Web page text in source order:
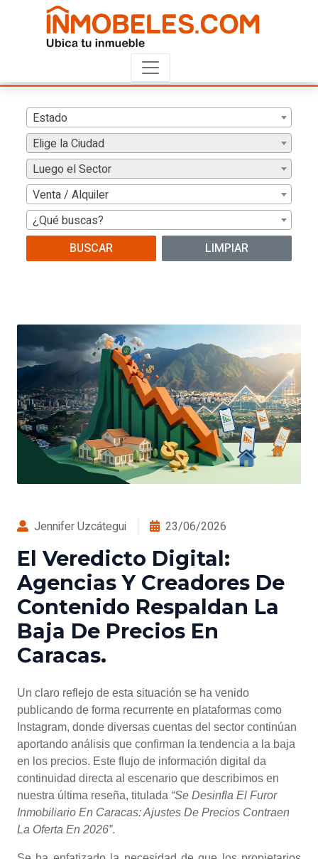
Estado
Elige la Ciudad
Luego el Sector
Venta / Alquiler
¿Qué buscas?
BUSCAR
LIMPIAR
Jennifer Uzcátegui 23/06/2026
El Veredicto Digital:
Agencias Y Creadores De
Contenido Respaldan La
Baja De Precios En
Caracas.
Un claro reflejo de esta situación se ha venido
publicando de forma recurrente en plataformas como
Instagram, donde diversas cuentas del sector continúan
aportando análisis que confirman la tendencia a la baja
en los precios. Este flujo de información digital da
continuidad directa al escenario que describimos en
nuestra última reseña, titulada “Se Desinfla El Furor
Inmobiliario En Caracas: Ajustes De Precios Contraen
La Oferta En 2026”.